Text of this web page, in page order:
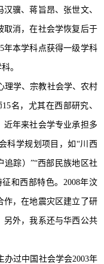
骥、蒋旨昂、张世文、
取消，在社会学恢复后于
年本学科点获得一级学科
。
理学、宗教社会学、农村
名，尤其在西部研究、
近年来社会学专业承担多
科学规划项目，如“川西
追踪）”“西部民族地区社
和西部特色。2008年汶
作，在地震灾区建立了研
另外，我系还与华西公共
办过中国社会学会2003年